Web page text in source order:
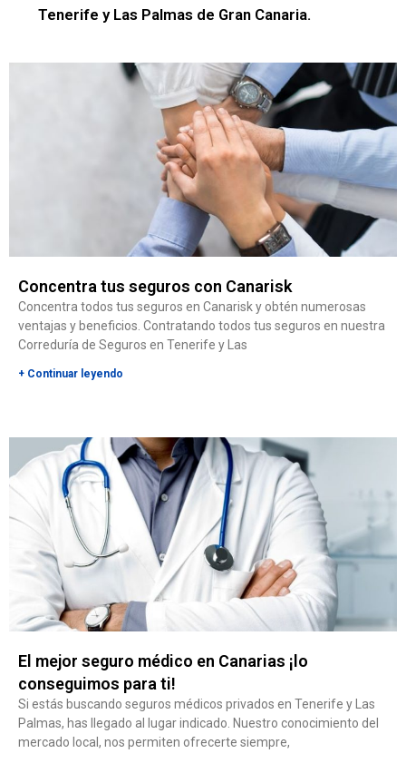
Tenerife y Las Palmas de Gran Canaria.
Concentra tus seguros con Canarisk
Concentra todos tus seguros en Canarisk y obtén numerosas
ventajas y beneficios. Contratando todos tus seguros en nuestra
Correduría de Seguros en Tenerife y Las
+ Continuar leyendo
El mejor seguro médico en Canarias ¡lo
conseguimos para ti!
Si estás buscando seguros médicos privados en Tenerife y Las
Palmas, has llegado al lugar indicado. Nuestro conocimiento del
mercado local, nos permiten ofrecerte siempre,